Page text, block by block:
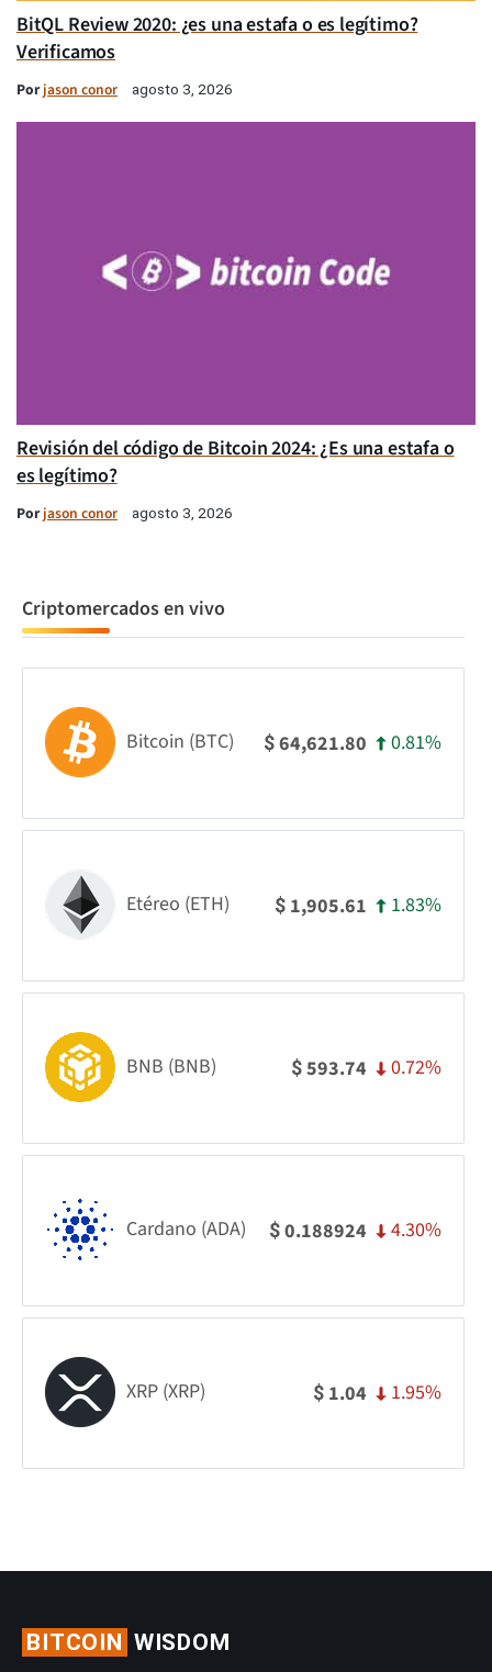
BitQL Review 2020: ¿es una estafa o es legítimo?
Verificamos
Porjason conor agosto 3, 2026
Revisión del código de Bitcoin 2024: ¿Es una estafa o
es legítimo?
Porjason conor agosto 3, 2026
Criptomercados en vivo
Bitcoin (BTC) $64,621.80 0.81%
Etéreo (ETH) $ 1,905.61 1.83%
BNB (BNB) $593.74 0.72%
Cardano (ADA) $0.188924 4.30%
XRP (XRP) $ 1.04 1.95%
BITCOIN WISDOM